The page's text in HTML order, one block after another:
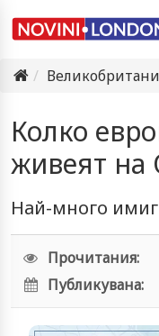
Колко
живеят на
Най-много
Прочитания:
Публикувана: